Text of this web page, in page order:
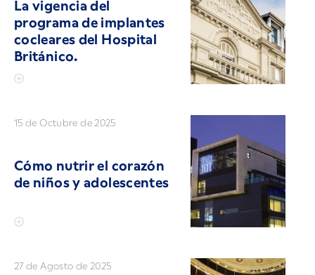
La vigencia del
programa de implantes
cocleares del Hospital
Británico.
15 de Octubre de 2025
Cómo nutrir el corazón
de niños y adolescentes
27 de Agosto de 2025